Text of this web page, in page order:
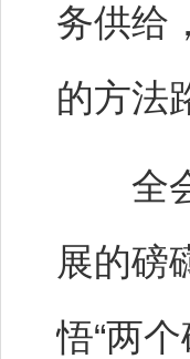
务供给
的方法
全会
展的磅
悟“两